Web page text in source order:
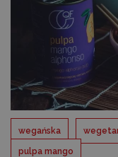
wegańska
pulpa mango